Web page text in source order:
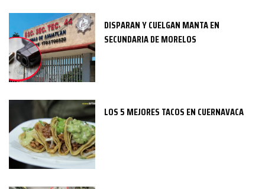
DISPARAN Y CUELGAN MANTA EN
SECUNDARIA DE MORELOS
LOS 5 MEJORES TACOS EN CUERNAVACA